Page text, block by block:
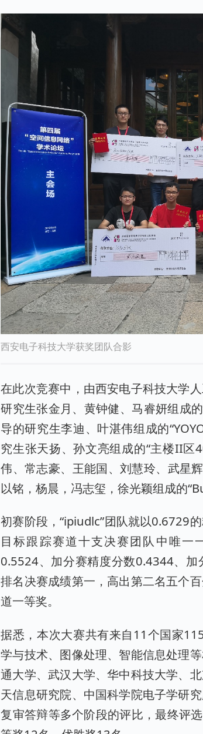
西安电子科技大学获奖团队合影
在此次竞赛中，由西安电子科技大学
研究生张金月、黄钟健、马睿妍组成
导的研究生李迪、叶湛伟组成的
究生张天扬、孙文亮组成的“主楼II区
伟、常志豪、王能国、刘慧玲、武星
以铭，杨晨，冯志玺，徐光颖组成的
初赛阶段，“ipiudlc”团队就以0.6729
目标跟踪赛道十支决赛团队中唯一
0.5524、加分赛精度分数0.4344、
排名决赛成绩第一，高出第二名五个
道一等奖。
据悉，本次大赛共有来自11个国家
学与技术、图像处理、智能信息处理
通大学、武汉大学、华中科技大学、
天信息研究院、中国科学院电子学研
复审答辩等多个阶段的评比，最终评